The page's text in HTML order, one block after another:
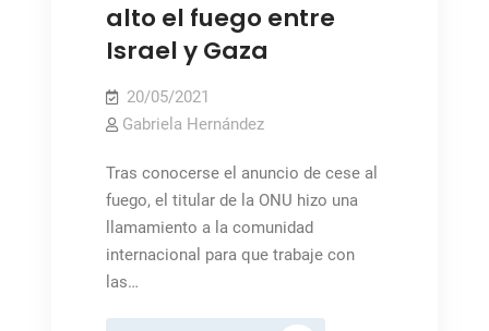
alto el fuego entre
Israel y Gaza
20/05/2021
Gabriela Hernández
Tras conocerse el anuncio de cese al
fuego, el titular de la ONU hizo una
llamamiento a la comunidad
internacional para que trabaje con
las…